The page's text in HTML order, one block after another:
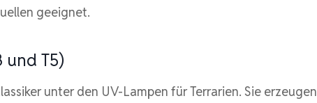
geeignet.
und T5)
unter den UV-Lampen für Terrarien. Sie erzeugen